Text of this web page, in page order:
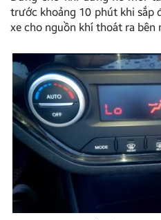
trước khoảng 10 phút khi sắp
xe cho nguồn khí thoát ra bên